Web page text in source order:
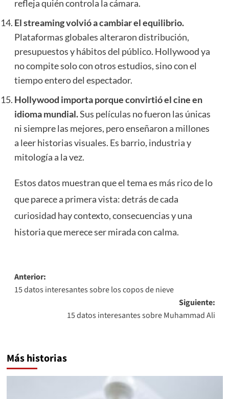
refleja quién controla la cámara.
El streaming volvió a cambiar el equilibrio.
Plataformas globales alteraron distribución,
presupuestos y hábitos del público. Hollywood ya
no compite solo con otros estudios, sino con el
tiempo entero del espectador.
Hollywood importa porque convirtió el cine en
idioma mundial.Sus películas no fueron las únicas
ni siempre las mejores, pero enseñaron a millones
a leer historias visuales. Es barrio, industria y
mitología a la vez.
Estos datos muestran que el tema es más rico de lo
que parece a primera vista: detrás de cada
curiosidad hay contexto, consecuencias y una
historia que merece ser mirada con calma.
Navegación
de
entradas
Anterior:
15 datos interesantes sobre los copos de nieve
Siguiente:
15 datos interesantes sobre Muhammad Ali
Más historias